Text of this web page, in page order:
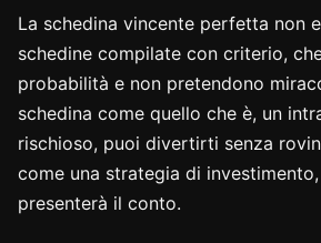
La schedina vincente perfetta non
schedine compilate con criterio,
probabilità e non pretendono
schedina come quello che è, un
rischioso, puoi divertirti senza
come una strategia di
presenterà il conto.